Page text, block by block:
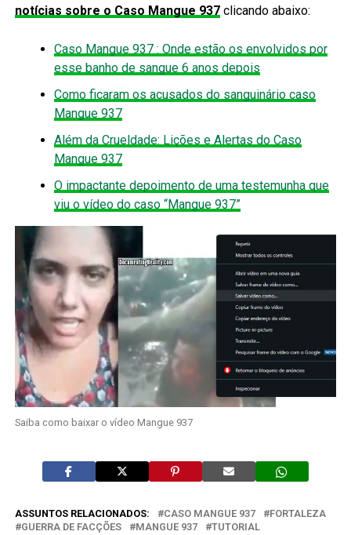
notícias sobre o Caso Mangue 937clicando abaixo:
Caso Mangue 937 : Onde estão os envolvidos por
esse banho de sangue 6 anos depois
Como ficaram os acusados do sanguinário caso
Mangue 937
Além da Crueldade: Lições e Alertas do Caso
Mangue 937
O impactante depoimento de uma testemunha que
viu o vídeo do caso “Mangue 937”
Saiba como baixar o vídeo Mangue 937
ASSUNTOS RELACIONADOS: CASO MANGUE 937
FORTALEZA
GUERRA DE FACÇÕES
MANGUE 937 TUTORIAL